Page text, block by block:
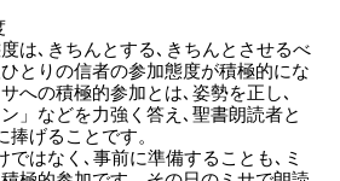
は､きちんとする､きちんとさせるべ
とりの信者の参加態度が積極的にな
への積極的参加とは､姿勢を正し､
」などを力強く答え､聖書朗読者と
げることです。
はなく､事前に準備することも､ミ